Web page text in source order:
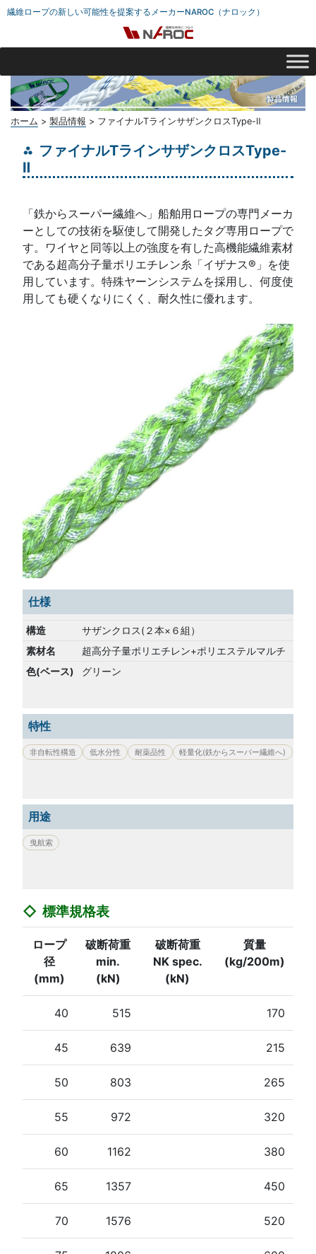
繊維ロープの新しい可能性を提案するメーカーNAROC（ナロック）
ホーム > 製品情報 > ファイナルTラインサザンクロスType-Ⅱ
ファイナルTラインサザンクロスType-
Ⅱ
「鉄からスーパー繊維へ」船舶用ロープの専門メーカ
ーとしての技術を駆使して開発したタグ専用ロープで
す。ワイヤと同等以上の強度を有した高機能繊維素材
である超高分子量ポリエチレン糸「イザナス®」を使
用しています。特殊ヤーンシステムを採用し、何度使
用しても硬くなりにくく、耐久性に優れます。
仕様
構造
サザンクロス(２本×６組）
素材名
超高分子量ポリエチレン+ポリエステルマルチ
色(ベース)
グリーン
特性
非自転性構造 低水分性 耐薬品性 軽量化(鉄からスーパー繊維へ)
用途
曳航索
標準規格表
ロープ
径
(mm)
破断荷重
min.
(kN)
破断荷重
NK spec.
(kN)
質量
(kg/200m)
40 515 170
45 639 215
50 803 265
55 972 320
60 1162 380
65 1357 450
70 1576 520